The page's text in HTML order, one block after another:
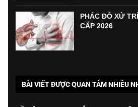
PHÁC ĐỒ XỬ
CẤP 2026
BÀI VIẾT ĐƯỢC QUAN TÂM NHIỀU